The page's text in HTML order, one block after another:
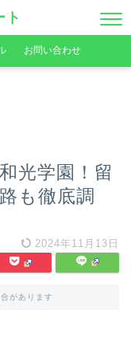
ト
お問い合わせ
光学園！留
も徹底調
2024年11月13日
があります